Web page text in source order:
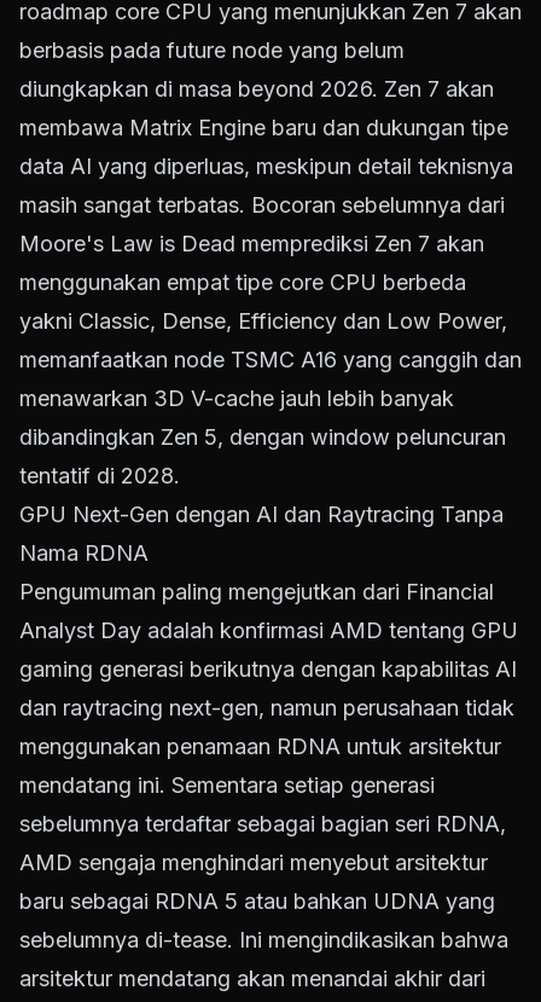
roadmap core CPU yang menunjukkan Zen 7 akan
berbasis pada future node yang belum
diungkapkan di masa beyond 2026. Zen 7 akan
membawa Matrix Engine baru dan dukungan tipe
data AI yang diperluas, meskipun detail teknisnya
masih sangat terbatas. Bocoran sebelumnya dari
Moore's Law is Dead memprediksi Zen 7 akan
menggunakan empat tipe core CPU berbeda
yakni Classic, Dense, Efficiency dan Low Power,
memanfaatkan node TSMC A16 yang canggih dan
menawarkan 3D V-cache jauh lebih banyak
dibandingkan Zen 5, dengan window peluncuran
tentatif di 2028.
GPU Next-Gen dengan AI dan Raytracing Tanpa
Nama RDNA
Pengumuman paling mengejutkan dari Financial
Analyst Day adalah konfirmasi AMD tentang GPU
gaming generasi berikutnya dengan kapabilitas AI
dan raytracing next-gen, namun perusahaan tidak
menggunakan penamaan RDNA untuk arsitektur
mendatang ini. Sementara setiap generasi
sebelumnya terdaftar sebagai bagian seri RDNA,
AMD sengaja menghindari menyebut arsitektur
baru sebagai RDNA 5 atau bahkan UDNA yang
sebelumnya di-tease. Ini mengindikasikan bahwa
arsitektur mendatang akan menandai akhir dari